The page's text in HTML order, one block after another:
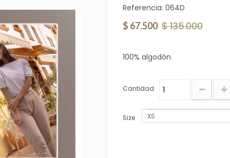
Referencia: 064D
$ 67.500 $ 135.000
100% algodón
Cantidad
Size XS